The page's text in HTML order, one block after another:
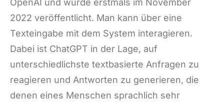
OpenAI und wurde erstmals im November
2022 veröffentlicht. Man kann über eine
Texteingabe mit dem System interagieren.
Dabei ist ChatGPT in der Lage, auf
unterschiedlichste textbasierte Anfragen zu
reagieren und Antworten zu generieren, die
denen eines Menschen sprachlich sehr